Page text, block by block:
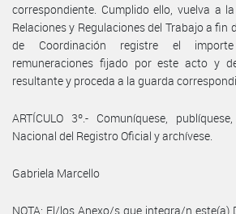
correspondiente. Cumplido ello, vuelva a
Relaciones y Regulaciones del Trabajo a fin
de Coordinación registre el
remuneraciones fijado por este acto y
resultante y proceda a la guarda
ARTÍCULO 3º.- Comuníquese,
Nacional del Registro Oficial y archívese.
Gabriela Marcello
NOTA: El/los Anexo/s que integra/n este(a)